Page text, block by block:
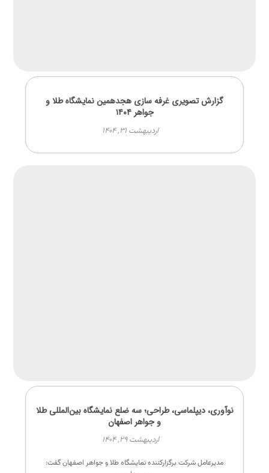
گزارش تصویری غرفه سازی هجدهمین نمایشگاه طلا و
جواهر ۱۴۰۴
اردیبهشت ۳۱, ۱۴۰۴
نوآوری، دیپلماسی، طراحی؛ سه ضلع نمایشگاه بین‌المللی طلا
و جواهر اصفهان
اردیبهشت ۲۹, ۱۴۰۴
مدیرعامل شرکت برگزارکننده نمایشگاه طلا و جواهر اصفهان گفت: